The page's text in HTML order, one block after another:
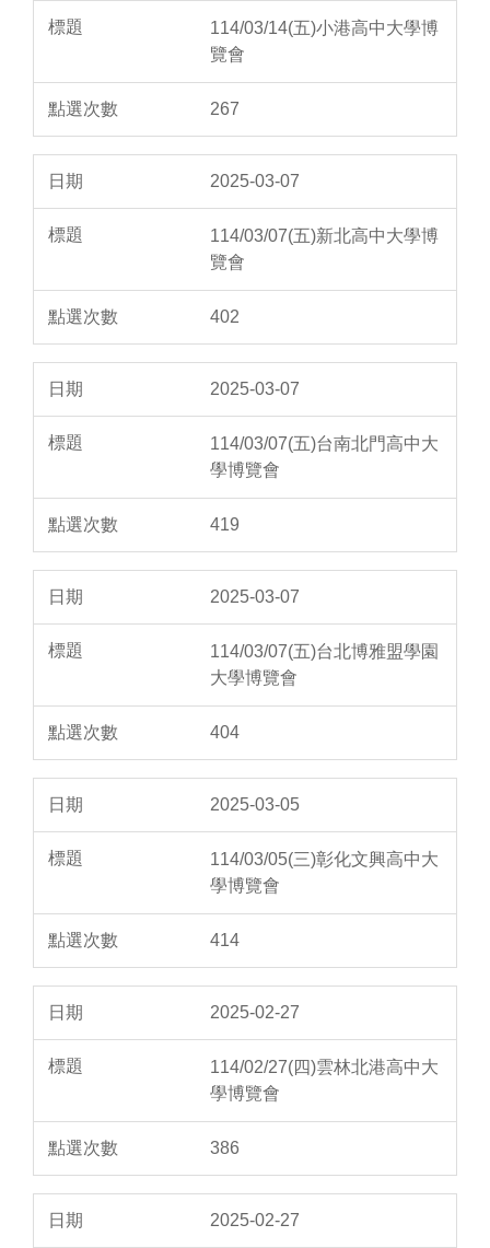
114/03/14(五)小港高中大學博
覽會
267
2025-03-07
114/03/07(五)新北高中大學博
覽會
402
2025-03-07
114/03/07(五)台南北門高中大
學博覽會
419
2025-03-07
114/03/07(五)台北博雅盟學園
大學博覽會
404
2025-03-05
114/03/05(三)彰化文興高中大
學博覽會
414
2025-02-27
114/02/27(四)雲林北港高中大
學博覽會
386
2025-02-27